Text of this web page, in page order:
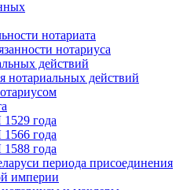
нотариата
нотариуса
действий
нотариальных действий
года
года
года
периода присоединения
империи